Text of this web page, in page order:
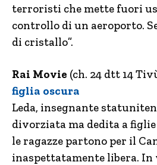
terroristi che mette fuori
controllo di un aeroporto.
di cristallo”.
Rai Movie (ch. 24 dtt 14
figlia oscura
Leda, insegnante
divorziata ma dedita a
le ragazze partono per il
inaspettatamente libera. In